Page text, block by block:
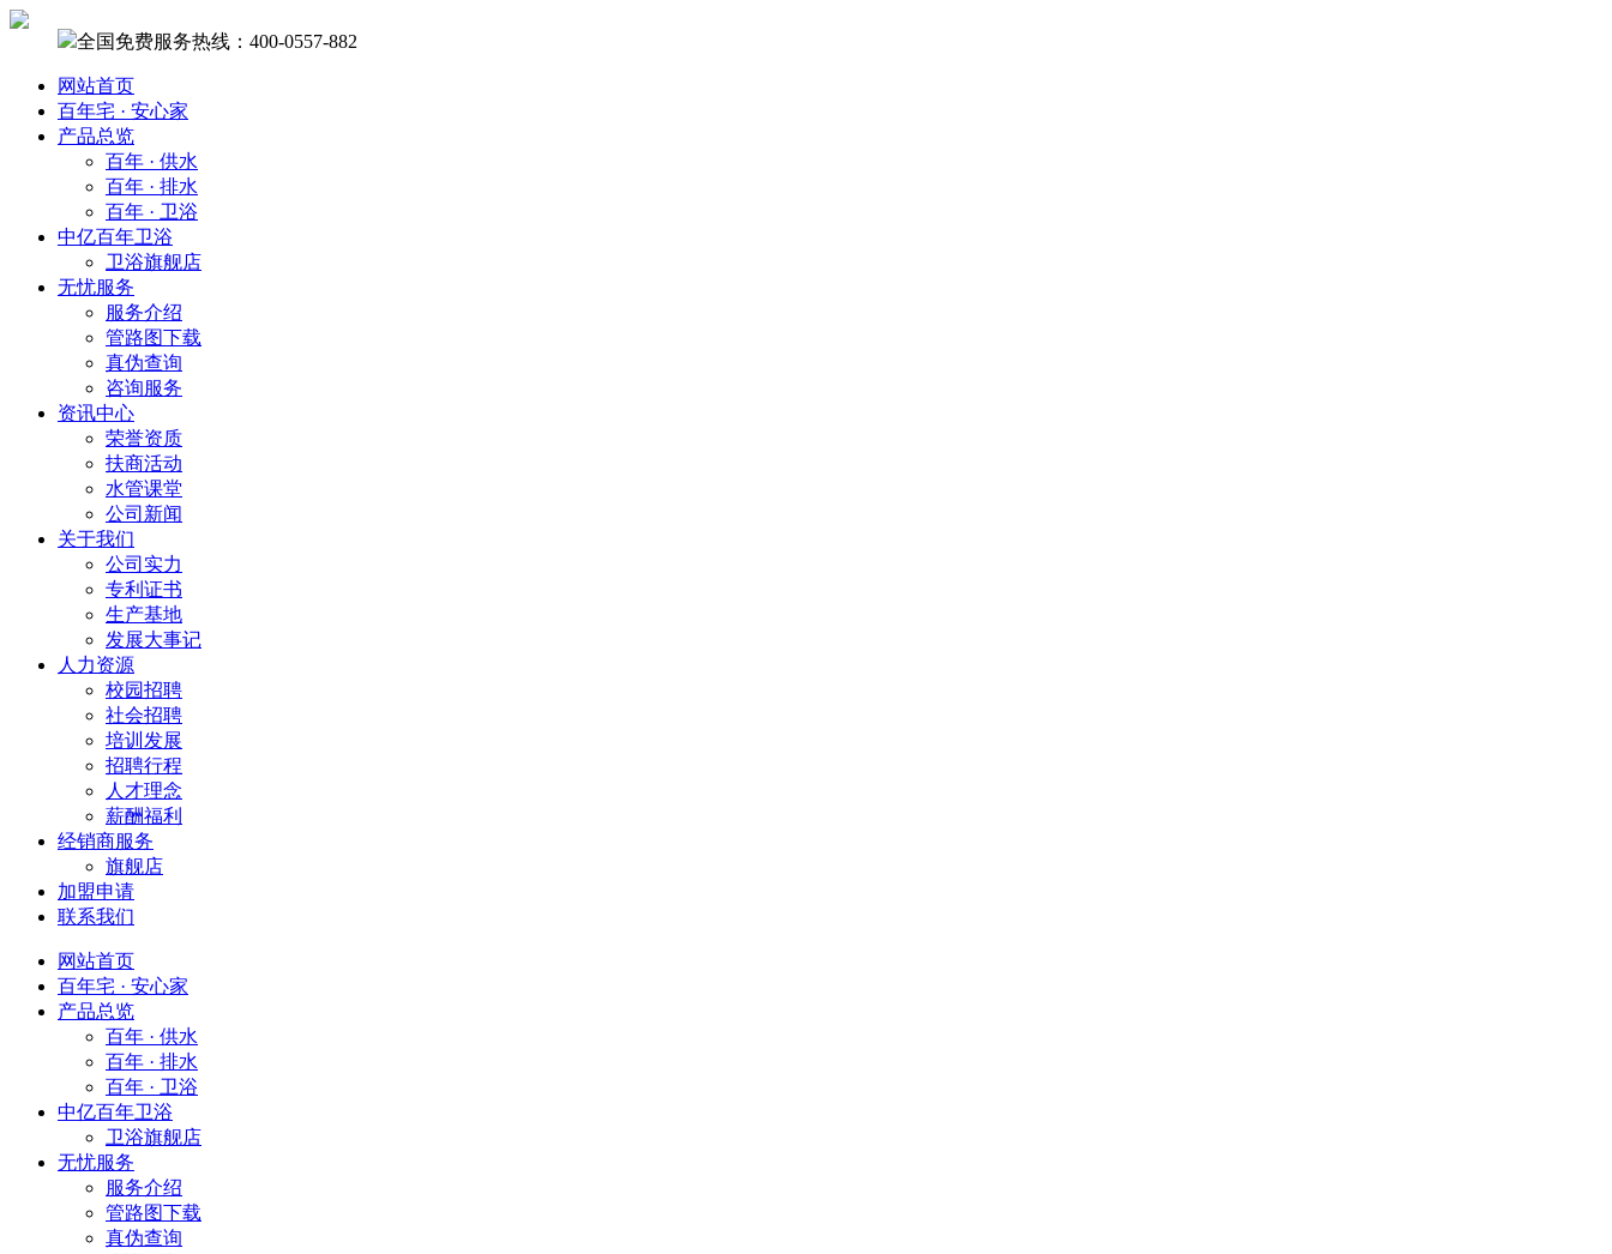
全国免费服务热线：400-0557-882
网站首页
百年宅 · 安心家
产品总览
百年 · 供水
百年 · 排水
百年 · 卫浴
中亿百年卫浴
卫浴旗舰店
无忧服务
服务介绍
管路图下载
真伪查询
咨询服务
资讯中心
荣誉资质
扶商活动
水管课堂
公司新闻
关于我们
公司实力
专利证书
生产基地
发展大事记
人力资源
校园招聘
社会招聘
培训发展
招聘行程
人才理念
薪酬福利
经销商服务
旗舰店
加盟申请
联系我们
网站首页
百年宅 · 安心家
产品总览
百年 · 供水
百年 · 排水
百年 · 卫浴
中亿百年卫浴
卫浴旗舰店
无忧服务
服务介绍
管路图下载
真伪查询